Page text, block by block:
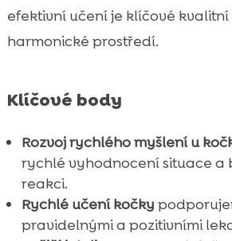
efektivní učení je klíčové
harmonické prostředí.
Klíčové body
Rozvoj rychlého myšlení u
rychlé vyhodnocení situace a
reakci.
Rychlé učení kočky
pravidelnými a pozitivními